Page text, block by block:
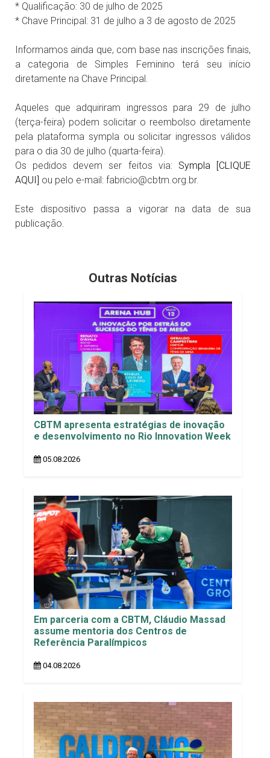
* Qualificação: 30 de julho de 2025
* Chave Principal: 31 de julho a 3 de agosto de 2025
Informamos ainda que, com base nas inscrições finais,
a categoria de Simples Feminino terá seu início
diretamente na Chave Principal.
Aqueles que adquiriram ingressos para 29 de julho
(terça-feira) podem solicitar o reembolso diretamente
pela plataforma sympla ou solicitar ingressos válidos
para o dia 30 de julho (quarta-feira).
Os pedidos devem ser feitos via: Sympla [CLIQUE
AQUI] ou pelo e-mail: fabricio@cbtm.org.br.
Este dispositivo passa a vigorar na data de sua
publicação.
Outras Notícias
CBTM apresenta estratégias de inovação
e desenvolvimento no Rio Innovation Week
05.08.2026
Em parceria com a CBTM, Cláudio Massad
assume mentoria dos Centros de
Referência Paralímpicos
04.08.2026